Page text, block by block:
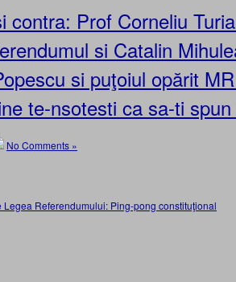
contra: Prof Corneliu
si Catalin
si puţoiul opărit
te-nsotesti ca sa-ti
No Comments »
Legea Referendumului: Ping-pong constituţional